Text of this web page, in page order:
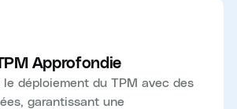
Approfondie
le déploiement du TPM avec des
garantissant une